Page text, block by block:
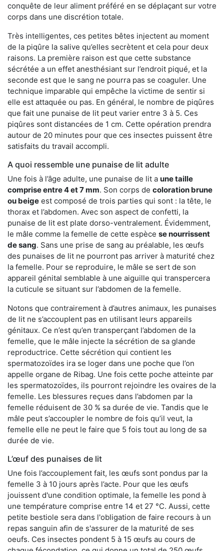
conquête de leur aliment préféré en se déplaçant sur votre
corps dans une discrétion totale.
Très intelligentes, ces petites bêtes injectent au moment
de la piqûre la salive qu’elles secrètent et cela pour deux
raisons. La première raison est que cette substance
sécrétée a un effet anesthésiant sur l’endroit piqué, et la
seconde est que le sang ne pourra pas se coaguler. Une
technique imparable qui empêche la victime de sentir si
elle est attaquée ou pas. En général, le nombre de piqûres
que fait une punaise de lit peut varier entre 3 à 5. Ces
piqûres sont distancées de 1 cm. Cette opération prendra
autour de 20 minutes pour que ces insectes puissent être
satisfaits du travail accompli.
A quoi ressemble une punaise de lit adulte
Une fois à l’âge adulte, une punaise de lit a une taille
comprise entre 4 et 7 mm. Son corps de coloration brune
ou beige est composé de trois parties qui sont : la tête, le
thorax et l’abdomen. Avec son aspect de confetti, la
punaise de lit est plate dorso-ventralement. Évidemment,
le mâle comme la femelle de cette espèce se nourrissent
de sang. Sans une prise de sang au préalable, les œufs
des punaises de lit ne pourront pas arriver à maturité chez
la femelle. Pour se reproduire, le mâle se sert de son
appareil génital semblable à une aiguille qui transpercera
la cuticule se situant sur l’abdomen de la femelle.
Notons que contrairement à d’autres animaux, les punaises
de lit ne s’accouplent pas en utilisant leurs appareils
génitaux. Ce n’est qu’en transperçant l’abdomen de la
femelle, que le mâle injecte la sécrétion de sa glande
reproductrice. Cette sécrétion qui contient les
spermatozoïdes ira se loger dans une poche que l’on
appelle organe de Ribag. Une fois cette poche atteinte par
les spermatozoïdes, ils pourront rejoindre les ovaires de la
femelle. Les blessures reçues dans l’abdomen par la
femelle réduisent de 30 % sa durée de vie. Tandis que le
mâle peut s’accoupler le nombre de fois qu’il veut, la
femelle elle ne peut le faire que 5 fois tout au long de sa
durée de vie.
L’œuf des punaises de lit
Une fois l’accouplement fait, les œufs sont pondus par la
femelle 3 à 10 jours après l’acte. Pour que les œufs
jouissent d'une condition optimale, la femelle les pond à
une température comprise entre 14 et 27 °C. Aussi, cette
petite bestiole sera dans l'obligation de faire recours à un
repas sanguin afin de s'assurer de la maturité de ses
oeufs. Ces insectes pondent 5 à 15 œufs au cours de